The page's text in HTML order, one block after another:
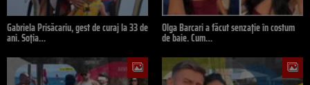
Gabriela Prisăcariu, gest de curaj la 33 de
ani. Soția…
Olga Barcari a făcut senzație în costum
de baie. Cum…